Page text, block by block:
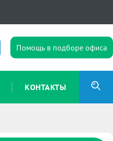
Помощь в подборе офиса
КОНТАКТЫ